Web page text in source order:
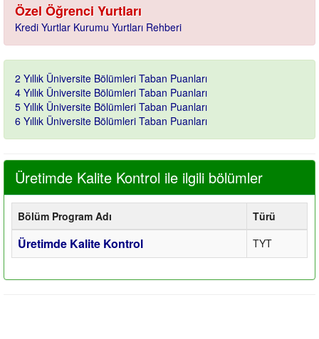
Özel Öğrenci Yurtları
Kredi Yurtlar Kurumu Yurtları Rehberi
2 Yıllık Üniversite Bölümleri Taban Puanları
4 Yıllık Üniversite Bölümleri Taban Puanları
5 Yıllık Üniversite Bölümleri Taban Puanları
6 Yıllık Üniversite Bölümleri Taban Puanları
Üretimde Kalite Kontrol ile ilgili bölümler
Bölüm Program Adı Türü
Üretimde Kalite Kontrol TYT